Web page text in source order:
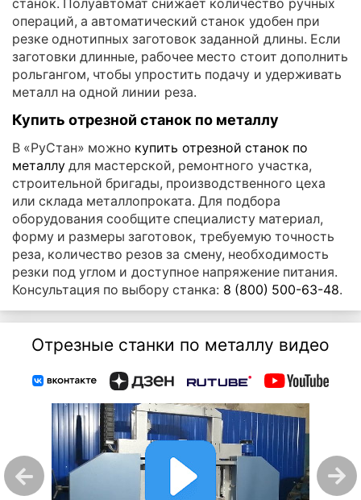
операций, а автоматический станок удобен при
резке однотипных заготовок заданной длины. Если
заготовки длинные, рабочее место стоит дополнить
рольгангом, чтобы упростить подачу и удерживать
металл на одной линии реза.
Купить отрезной станок по металлу
В «РуСтан» можно купить отрезной станок по
металлу для мастерской, ремонтного участка,
строительной бригады, производственного цеха
или склада металлопроката. Для подбора
оборудования сообщите специалисту материал,
форму и размеры заготовок, требуемую точность
реза, количество резов за смену, необходимость
резки под углом и доступное напряжение питания.
Консультация по выбору станка: 8 (800) 500-63-48.
Отрезные станки по металлу видео